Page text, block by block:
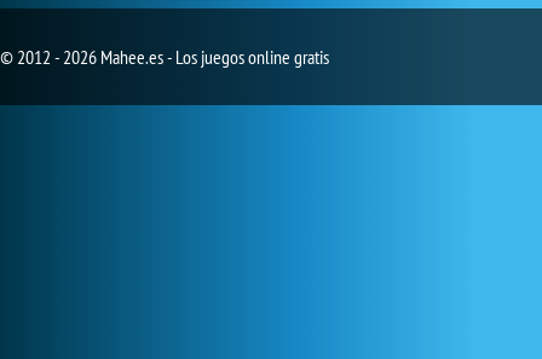
© 2012 - 2026 Mahee.es - Los juegos online gratis